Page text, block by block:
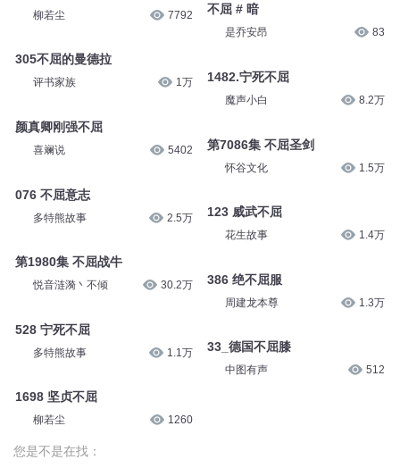
柳若尘 7792
305不屈的曼德拉
评书家族 1万
颜真卿刚强不屈
喜斓说 5402
076 不屈意志
多特熊故事 2.5万
第1980集 不屈战牛
悦音涟漪丶不倾 30.2万
528 宁死不屈
多特熊故事 1.1万
1698 坚贞不屈
柳若尘 1260
不屈 # 暗
是乔安昂 83
1482.宁死不屈
魔声小白 8.2万
第7086集 不屈圣剑
怀谷文化 1.5万
123 威武不屈
花生故事 1.4万
386 绝不屈服
周建龙本尊 1.3万
33_德国不屈膝
中图有声 512
您是不是在找：